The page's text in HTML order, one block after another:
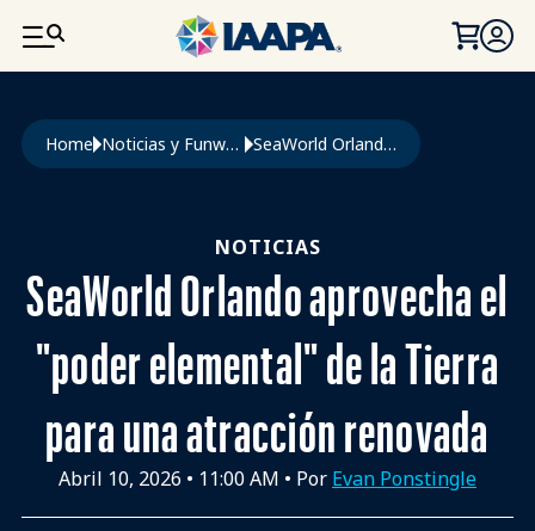
PASAR AL CONTENIDO PRINCIPAL
Ruta de navegación
Home Noticias y Funworld SeaWorld Orlando Aprovecha El "poder Elemental" de La Tierra Para Una Atracción Renovada
NOTICIAS
SeaWorld Orlando aprovecha el
"poder elemental" de la Tierra
para una atracción renovada
Abril 10, 2026 • 11:00 AM • Por Evan Ponstingle